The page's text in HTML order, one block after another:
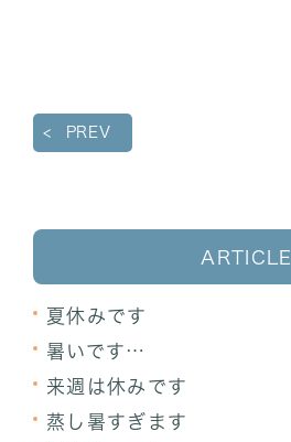
PREV
ARTICLE
夏休みです
暑いです…
来週は休みです
蒸し暑すぎます